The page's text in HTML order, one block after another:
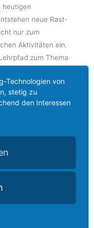
heutigen
neue Rast-
nur zum
Aktivitäten ein.
zum Thema
können.
Eiserbachdamm
vollständig für den
Maßnahmen
Technologien von
stetig zu
den Interessen